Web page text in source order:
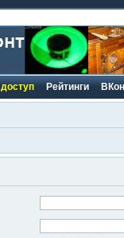
Рейтинги